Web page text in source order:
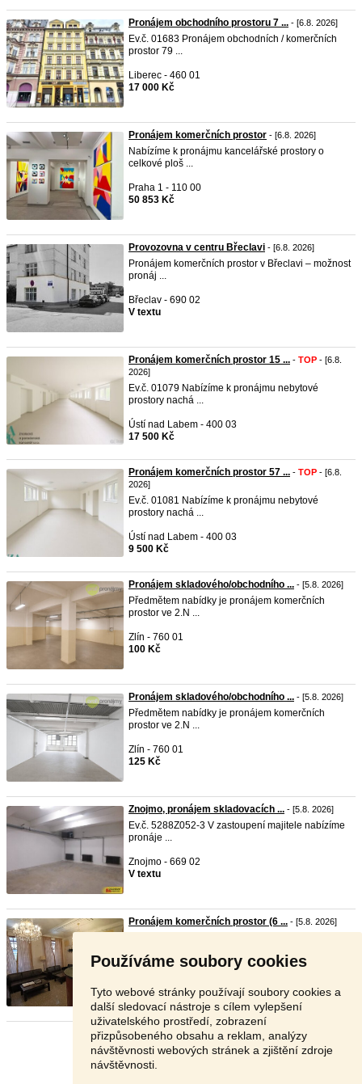
Používáme soubory cookies
Tyto webové stránky používají soubory cookies a
další sledovací nástroje s cílem vylepšení
uživatelského prostředí, zobrazení
přizpůsobeného obsahu a reklam, analýzy
návštěvnosti webových stránek a zjištění zdroje
návštěvnosti.
Pronájem obchodního prostoru 7 ... - [6.8. 2026]
Ev.č. 01683 Pronájem obchodních / komerčních
prostor 79 ...
Liberec - 460 01
17 000 Kč
Pronájem komerčních prostor - [6.8. 2026]
Nabízíme k pronájmu kancelářské prostory o
celkové ploš ...
Praha 1 - 110 00
50 853 Kč
Provozovna v centru Břeclavi - [6.8. 2026]
Pronájem komerčních prostor v Břeclavi – možnost
pronáj ...
Břeclav - 690 02
V textu
Pronájem komerčních prostor 15 ... - TOP - [6.8.
2026]
Ev.č. 01079 Nabízíme k pronájmu nebytové
prostory nachá ...
Ústí nad Labem - 400 03
17 500 Kč
Pronájem komerčních prostor 57 ... - TOP - [6.8.
2026]
Ev.č. 01081 Nabízíme k pronájmu nebytové
prostory nachá ...
Ústí nad Labem - 400 03
9 500 Kč
Pronájem skladového/obchodního ... - [5.8. 2026]
Předmětem nabídky je pronájem komerčních
prostor ve 2.N ...
Zlín - 760 01
100 Kč
Pronájem skladového/obchodního ... - [5.8. 2026]
Předmětem nabídky je pronájem komerčních
prostor ve 2.N ...
Zlín - 760 01
125 Kč
Znojmo, pronájem skladovacích ... - [5.8. 2026]
Ev.č. 5288Z052-3 V zastoupení majitele nabízíme
pronáje ...
Znojmo - 669 02
V textu
Pronájem komerčních prostor (6 ... - [5.8. 2026]
25 000 Kč
Stránka: 1 2 3 Další